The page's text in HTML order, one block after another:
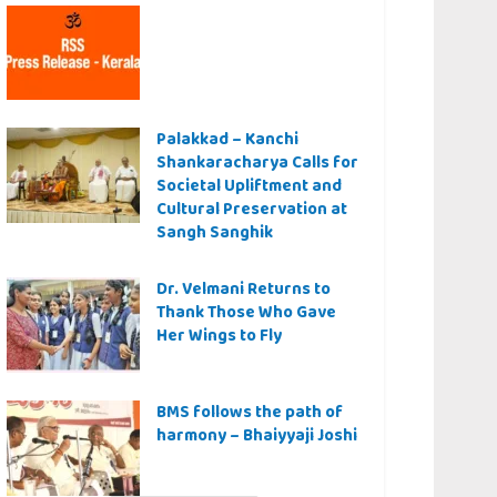
Palakkad – Kanchi
Shankaracharya Calls for
Societal Upliftment and
Cultural Preservation at
Sangh Sanghik
Dr. Velmani Returns to
Thank Those Who Gave
Her Wings to Fly
BMS follows the path of
harmony – Bhaiyyaji Joshi